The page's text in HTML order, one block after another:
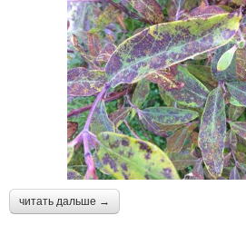
читать дальше →